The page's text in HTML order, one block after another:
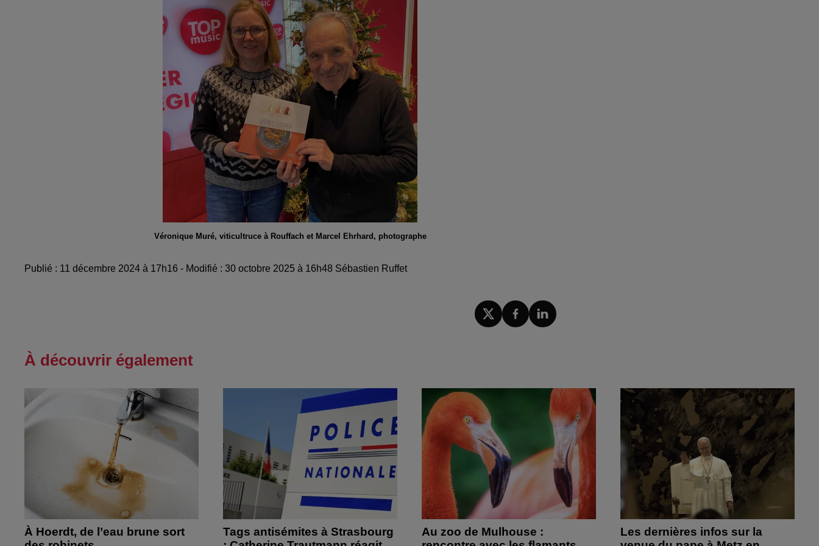
Véronique Muré, viticultruce à Rouffach et Marcel Ehrhard, photographe
Publié : 11 décembre 2024 à 17h16 - Modifié : 30 octobre 2025 à 16h48 Sébastien Ruffet
À découvrir également
À Hoerdt, de l’eau brune sort
Tags antisémites à Strasbourg
Au zoo de Mulhouse :
Les dernières infos sur la